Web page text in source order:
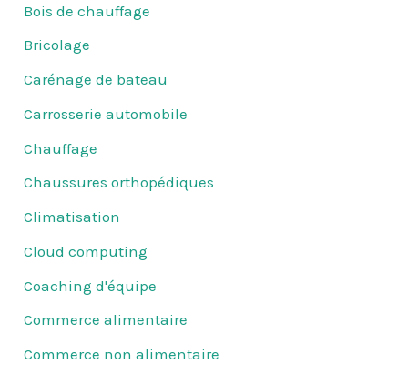
Bois de chauffage
Bricolage
Carénage de bateau
Carrosserie automobile
Chauffage
Chaussures orthopédiques
Climatisation
Cloud computing
Coaching d'équipe
Commerce alimentaire
Commerce non alimentaire